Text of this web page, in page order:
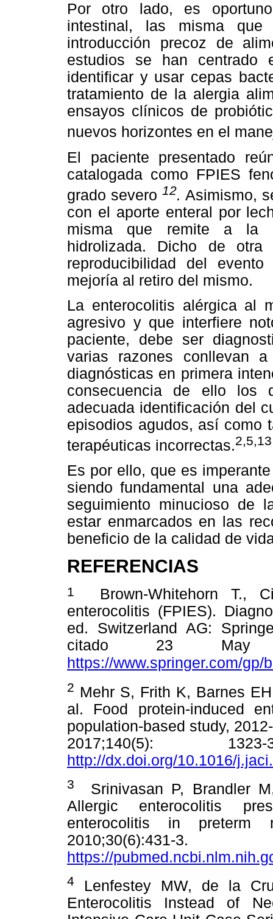
Por otro lado, es
intestinal, las misma
introducción precoz de
estudios se han
identificar y usar cepas
tratamiento de la alergia
ensayos clínicos de
nuevos horizontes en el
El paciente presentado
catalogada como FPIES
grado severo 12.Asimismo,
con el aporte enteral por
misma que remite a la
hidrolizada. Dicho de
reproducibilidad del
mejoría al retiro del mismo.
La enterocolitis alérgica al
agresivo y que interfiere
paciente, debe ser
varias razones conllevan
diagnósticas en primera
consecuencia de ello los
adecuada identificación del
episodios agudos, así como
terapéuticas incorrectas.2,5,13
Es por ello, que es
siendo fundamental una
seguimiento minucioso de
estar enmarcados en las
beneficio de la calidad de
REFERENCIAS
1
Brown-Whitehorn T.,
enterocolitis (FPIES).
ed. Switzerland AG:
citado 23 May
https://www.springer.com/gp/
2 Mehr S, Frith K, Barnes
al. Food protein-induced
population-based study,
2017;140(5):
http://dx.doi.org/10.1016/
3
Srinivasan P, Brandler
Allergic enterocolitis
enterocolitis in preterm
https://
4
Lenfestey MW, de la
Enterocolitis Instead of